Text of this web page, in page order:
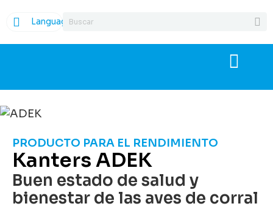
Language
PRODUCTO PARA EL RENDIMIENTO
Kanters ADEK
Buen estado de salud y
bienestar de las aves de corral